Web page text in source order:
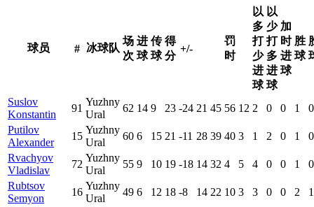
球员 # 冰球队
场
次
进
球
传
球
得
分
+/-
罚
时
以
多
打
少
进
球
以
少
打
多
进
球
加
时
进
球
胜
球
Suslov
Konstantin
91
Yuzhny
Ural
62 14 9 23 -24 21 45 56 12 2 0 0 1
0
Putilov
Alexander
15
Yuzhny
Ural
60 6 15 21 -11 28 39 40 3 1 2 0 1
0
Rvachyov
Vladislav
72
Yuzhny
Ural
55 9 10 19 -18 14 32 4 5 4 0 0 1
0
Rubtsov
Semyon
16
Yuzhny
Ural
49 6 12 18 -8 14 22 10 3 3 0 0 2
1